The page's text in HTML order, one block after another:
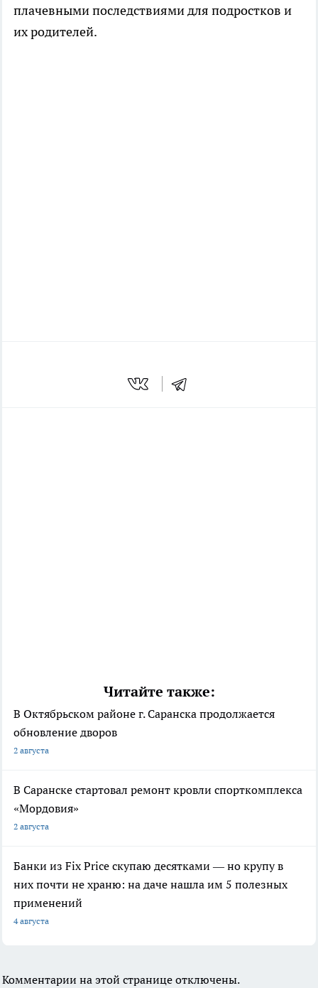
плачевными последствиями для подростков и
их родителей.
Читайте также:
В Октябрьском районе г. Саранска продолжается
обновление дворов
2 августа
В Саранске стартовал ремонт кровли спорткомплекса
«Мордовия»
2 августа
Банки из Fix Price скупаю десятками — но крупу в
них почти не храню: на даче нашла им 5 полезных
применений
4 августа
Комментарии на этой странице отключены.